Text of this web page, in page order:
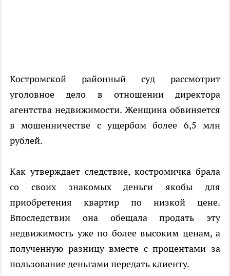
Костромской районный суд рассмотрит
уголовное дело в отношении директора
агентства недвижимости. Женщина обвиняется
в мошенничестве с ущербом более 6,5 млн
рублей.
Как утверждает следствие, костромичка брала
со своих знакомых деньги якобы для
приобретения квартир по низкой цене.
Впоследствии она обещала продать эту
недвижимость уже по более высоким ценам, а
полученную разницу вместе с процентами за
пользование деньгами передать клиенту.